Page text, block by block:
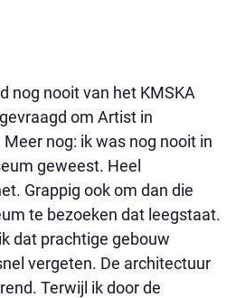
nog nooit van het KMSKA
om Artist in
nog: ik was nog nooit in
geweest. Heel
Grappig ook om dan die
te bezoeken dat leegstaat.
dat prachtige gebouw
vergeten. De architectuur
Terwijl ik door de